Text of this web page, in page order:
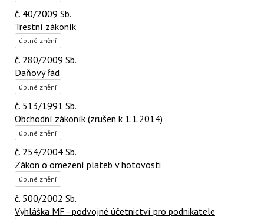
č. 40/2009 Sb.
Trestní zákoník
úplné znění
č. 280/2009 Sb.
Daňový řád
úplné znění
č. 513/1991 Sb.
Obchodní zákoník (zrušen k 1.1.2014)
úplné znění
č. 254/2004 Sb.
Zákon o omezení plateb v hotovosti
úplné znění
č. 500/2002 Sb.
Vyhláška MF - podvojné účetnictví pro podnikatele